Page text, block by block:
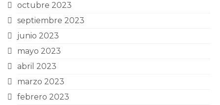
octubre 2023
septiembre 2023
junio 2023
mayo 2023
abril 2023
marzo 2023
febrero 2023